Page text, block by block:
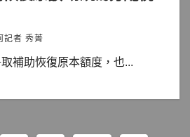
記者 秀菁
補助恢復原本額度，也...